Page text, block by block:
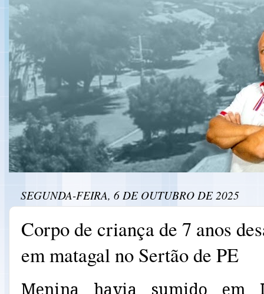
SEGUNDA-FEIRA, 6 DE OUTUBRO DE 2025
Corpo de criança de 7 anos
em matagal no Sertão de PE
Menina havia sumido em